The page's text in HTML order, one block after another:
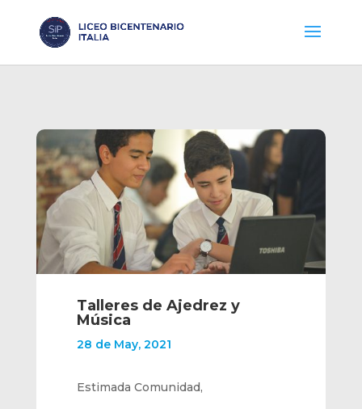
Talleres de Ajedrez y
Música
28 de May, 2021
Estimada Comunidad,